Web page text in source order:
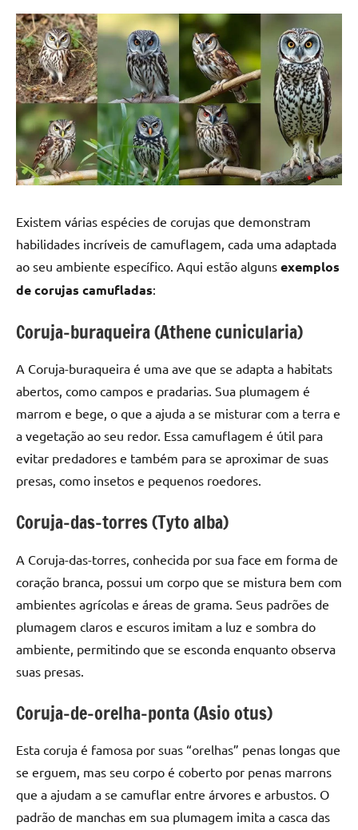
Existem várias espécies de corujas que demonstram
habilidades incríveis de camuflagem, cada uma adaptada
ao seu ambiente específico. Aqui estão alguns exemplos
de corujas camufladas:
Coruja-buraqueira (Athene cunicularia)
A Coruja-buraqueira é uma ave que se adapta a habitats
abertos, como campos e pradarias. Sua plumagem é
marrom e bege, o que a ajuda a se misturar com a terra e
a vegetação ao seu redor. Essa camuflagem é útil para
evitar predadores e também para se aproximar de suas
presas, como insetos e pequenos roedores.
Coruja-das-torres (Tyto alba)
A Coruja-das-torres, conhecida por sua face em forma de
coração branca, possui um corpo que se mistura bem com
ambientes agrícolas e áreas de grama. Seus padrões de
plumagem claros e escuros imitam a luz e sombra do
ambiente, permitindo que se esconda enquanto observa
suas presas.
Coruja-de-orelha-ponta (Asio otus)
Esta coruja é famosa por suas “orelhas” penas longas que
se erguem, mas seu corpo é coberto por penas marrons
que a ajudam a se camuflar entre árvores e arbustos. O
padrão de manchas em sua plumagem imita a casca das